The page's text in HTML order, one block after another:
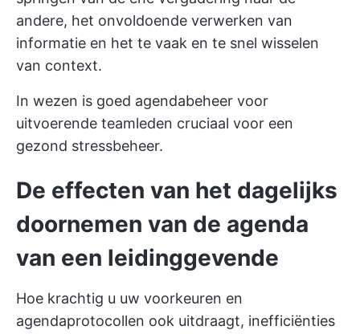
andere, het onvoldoende verwerken van
informatie en het te vaak en te snel wisselen
van context.
In wezen is goed agendabeheer voor
uitvoerende teamleden cruciaal voor een
gezond stressbeheer.
De effecten van het dagelijks
doornemen van de agenda
van een leidinggevende
Hoe krachtig u uw voorkeuren en
agendaprotocollen ook uitdraagt, inefficiënties